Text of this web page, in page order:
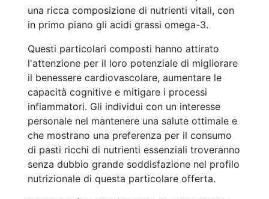
una ricca composizione di nutrienti vitali, con
in primo piano gli acidi grassi omega-3.
Questi particolari composti hanno attirato
l'attenzione per il loro potenziale di migliorare
il benessere cardiovascolare, aumentare le
capacità cognitive e mitigare i processi
infiammatori. Gli individui con un interesse
personale nel mantenere una salute ottimale e
che mostrano una preferenza per il consumo
di pasti ricchi di nutrienti essenziali troveranno
senza dubbio grande soddisfazione nel profilo
nutrizionale di questa particolare offerta.